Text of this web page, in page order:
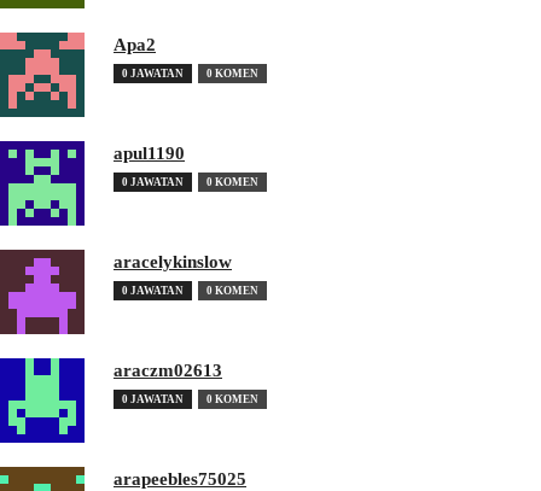
Apa2
0 JAWATAN 0 KOMEN
apul1190
0 JAWATAN 0 KOMEN
aracelykinslow
0 JAWATAN 0 KOMEN
araczm02613
0 JAWATAN 0 KOMEN
arapeebles75025